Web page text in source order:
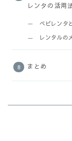
レンタの活用
ベビレンタ
レンタルの
まとめ